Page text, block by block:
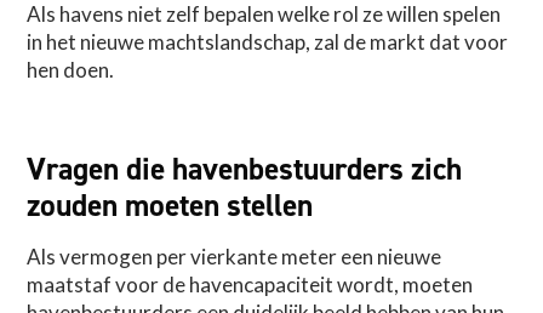
Als havens niet zelf bepalen welke rol ze willen spelen
in het nieuwe machtslandschap, zal de markt dat voor
hen doen.
Vragen die havenbestuurders zich
zouden moeten stellen
Als vermogen per vierkante meter een nieuwe
maatstaf voor de havencapaciteit wordt, moeten